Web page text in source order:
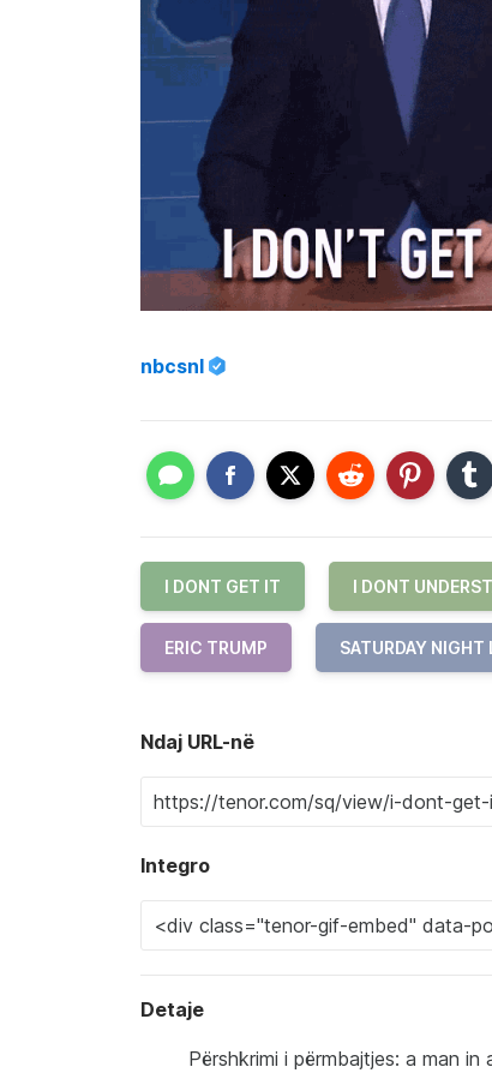
nbcsnl
I DONT GET IT I DONT
ERIC TRUMP SATURDAY NIGHT
Ndaj URL-në
Integro
Detaje
Përshkrimi i përmbajtjes: a man